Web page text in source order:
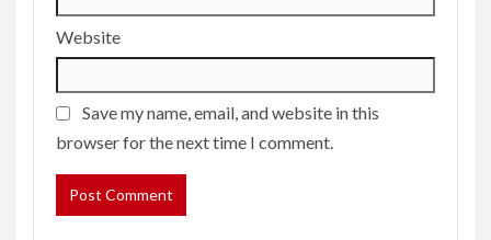
Website
Save my name, email, and website in this
browser for the next time I comment.